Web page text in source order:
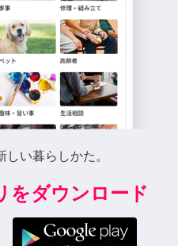
い暮らしかた。
をダウンロード